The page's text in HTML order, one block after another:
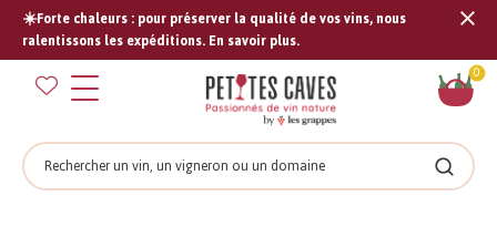
☀️Forte chaleurs : pour préserver la qualité de vos vins, nous
ralentissons les expéditions. En savoir plus.
0
Rechercher